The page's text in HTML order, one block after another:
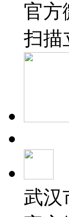
官方
扫描
武汉